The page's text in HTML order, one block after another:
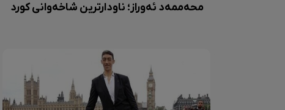
محەممەد ئەوراز؛ ناودارترین شاخەوانی کورد